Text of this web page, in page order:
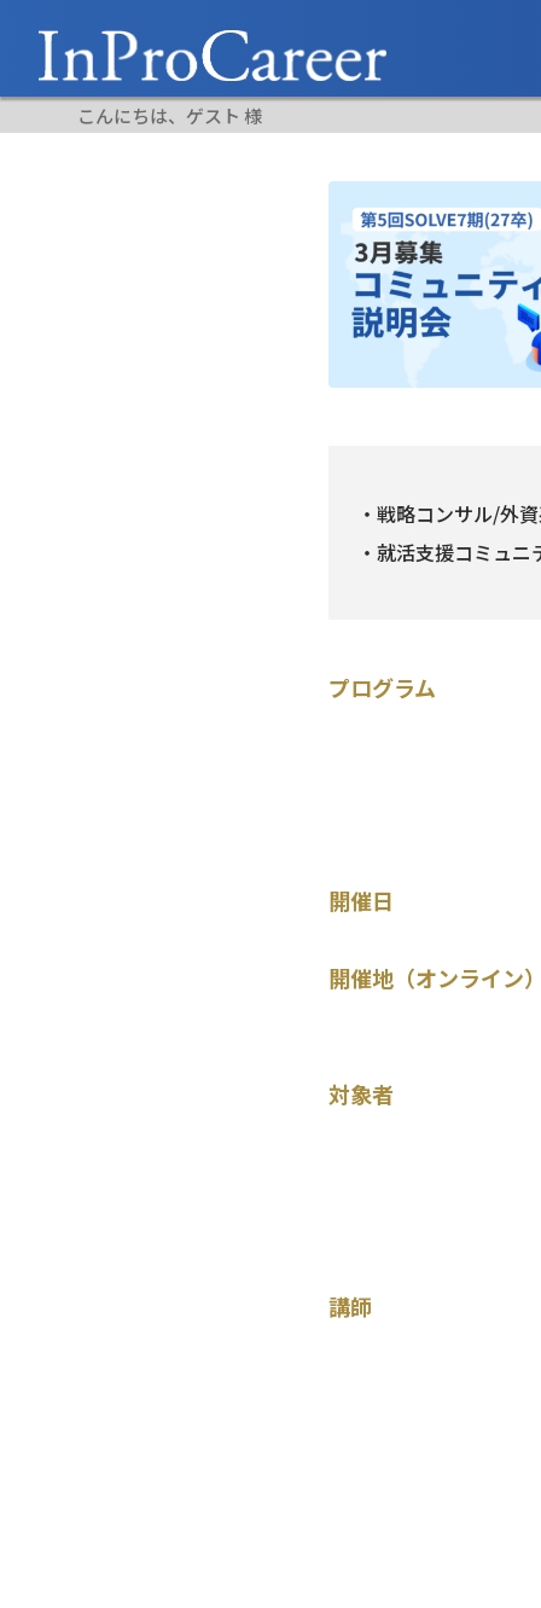
こんにちは、ゲスト 様
・戦略コンサル/外
・就活支援コミュ
プログラム
開催日
開催地（オンライン
対象者
講師